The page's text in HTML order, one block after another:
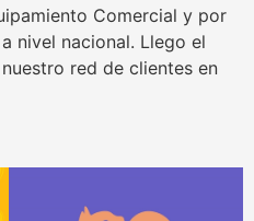
Comercial y por
nivel nacional. Llego el
red de clientes en